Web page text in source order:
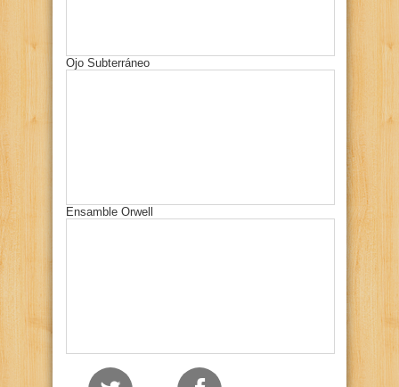
Ojo Subterráneo
Ensamble Orwell